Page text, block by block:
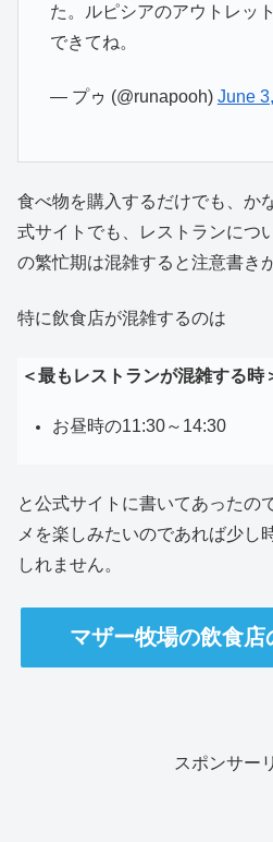
た。ルピシアのアウトレッ
できてね。
— プゥ (@runapooh) June
食べ物を購入するだけでも、か
式サイトでも、レストランにつ
の繁忙期は混雑すると注意書き
特に飲食店が混雑するのは
＜最もレストランが混雑する時
お昼時の11:30～14:30
と公式サイトに書いてあったの
メを楽しみたいのであれば少し
しれません。
マザー牧場の飲食店
スポンサー